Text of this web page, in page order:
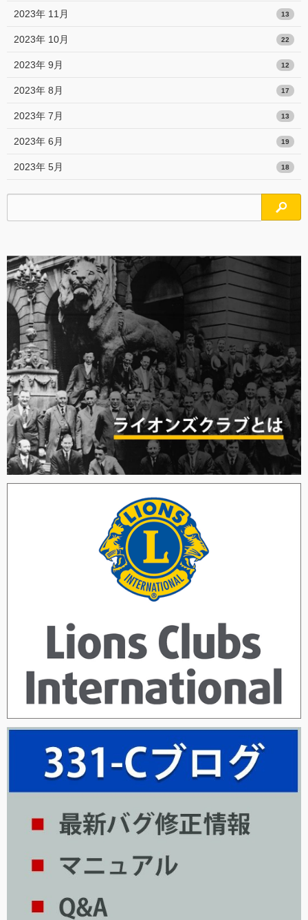
2023年 11月 13
2023年 10月 22
2023年 9月 12
2023年 8月 17
2023年 7月 13
2023年 6月 19
2023年 5月 18
検索